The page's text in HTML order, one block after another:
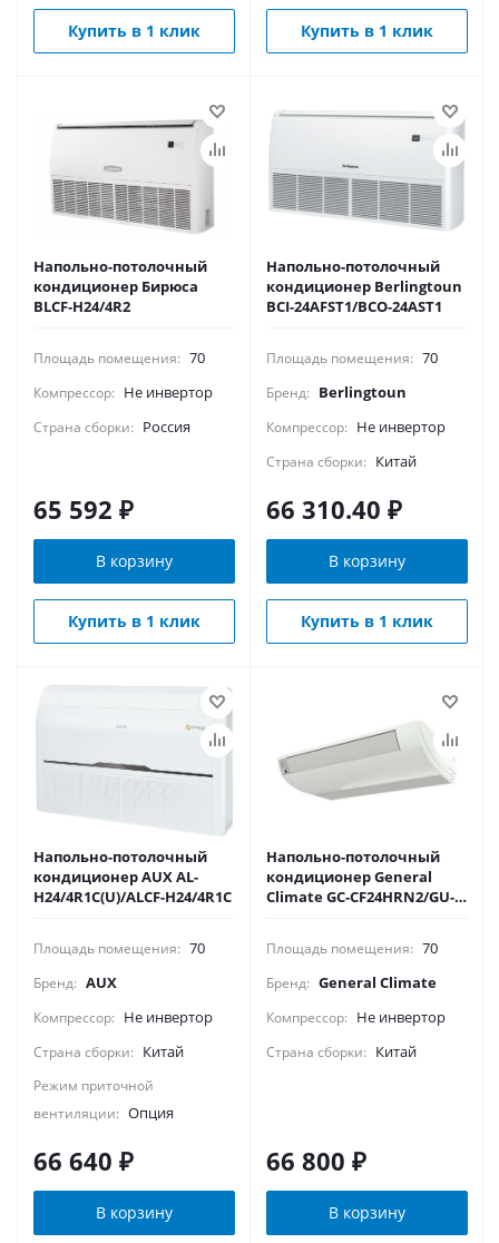
Купить в 1 клик Купить в 1 клик
Напольно-потолочный
кондиционер Бирюса
BLCF-H24/4R2
Площадь помещения: 70
Компрессор: Не инвертор
Страна сборки: Россия
65 592 ₽
В корзину
Купить в 1 клик
Напольно-потолочный
кондиционер Berlingtoun
BCI-24AFST1/BCO-24AST1
Площадь помещения: 70
Бренд: Berlingtoun
Компрессор: Не инвертор
Страна сборки: Китай
66 310.40 ₽
В корзину
Купить в 1 клик
Напольно-потолочный
кондиционер AUX AL-
H24/4R1С(U)/ALCF-H24/4R1С
Площадь помещения: 70
Бренд: AUX
Компрессор: Не инвертор
Страна сборки: Китай
Режим приточной
вентиляции: Опция
66 640 ₽
В корзину
Напольно-потолочный
кондиционер General
Climate GC-CF24HRN2/GU-
Площадь помещения: 70
Бренд: General Climate
Компрессор: Не инвертор
Страна сборки: Китай
66 800 ₽
В корзину